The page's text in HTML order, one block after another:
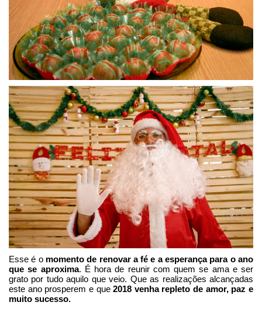
Esse é o momento de renovar a fé e a esperança para o ano
que se aproxima. É hora de reunir com quem se ama e ser
grato por tudo aquilo que veio. Que as realizações alcançadas
este ano prosperem e que2018 venha repleto de amor, paz e
muito sucesso.